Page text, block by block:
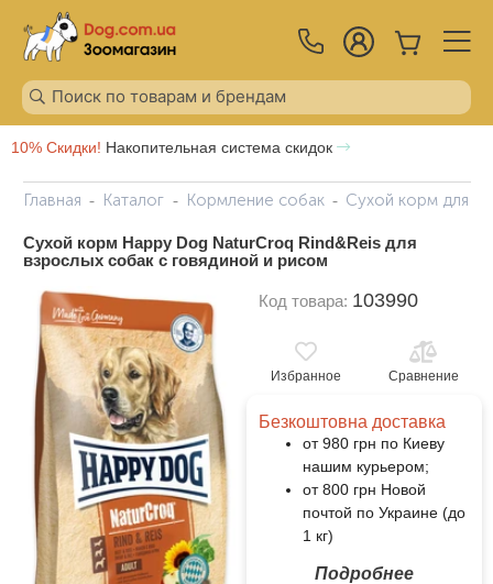
10% Скидки! Накопительная система скидок
Главная Каталог Кормление собак Сухой корм для
Сухой корм Happy Dog NaturCroq Rind&Reis для
взрослых собак с говядиной и рисом
Код товара: 103990
Избранное Сравнение
Безкоштовна доставка
от 980 грн по Киеву
нашим курьером;
от 800 грн Новой
почтой по Украине (до
1 кг)
Подробнее